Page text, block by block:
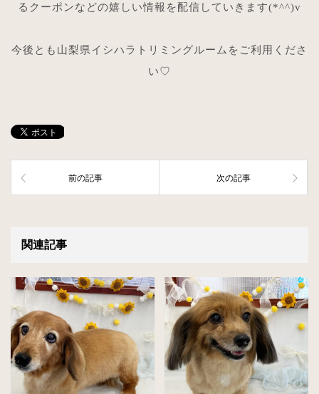
るクーポンなどの嬉しい情報を配信していきます(*^^)v
今後とも山梨県イシハラトリミングルームをご利用くださ
い♡
前の記事 次の記事
関連記事